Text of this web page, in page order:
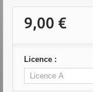
9,00 €
Licence :